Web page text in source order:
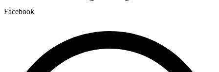
Facebook